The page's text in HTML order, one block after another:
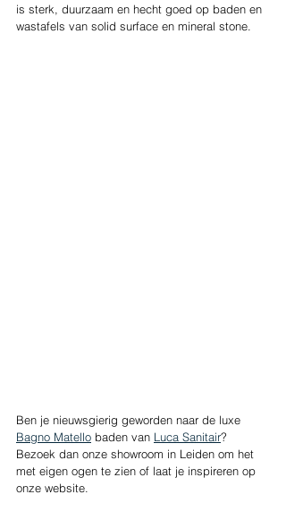
is sterk, duurzaam en hecht goed op baden en
wastafels van solid surface en mineral stone.
Ben je nieuwsgierig geworden naar de luxe
Bagno Matello baden van Luca Sanitair?
Bezoek dan onze showroom in Leiden om het
met eigen ogen te zien of laat je inspireren op
onze website.